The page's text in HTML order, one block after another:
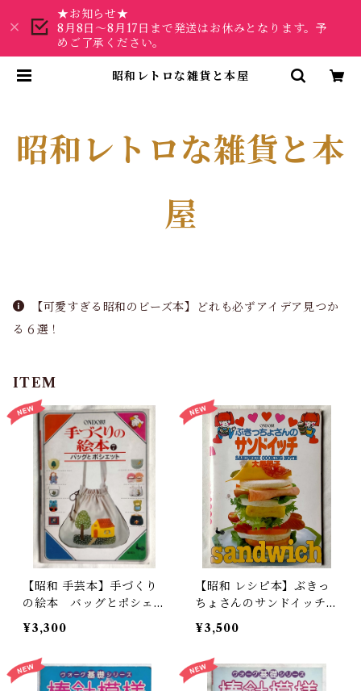
★お知らせ★
8月8日～8月17日まで発送はお休みとなります。予
めご了承ください。
昭和レトロな雑貨と本屋
昭和レトロな雑貨と本
屋
【可愛すぎる昭和のビーズ本】どれも必ずアイデア見つか
る６選！
ITEM
【昭和 手芸本】手づくり
の絵本 バッグとポシェッ
ト（昭和56年）
¥3,300
【昭和 レシピ本】ぶきっ
ちょさんのサンドイッチ
（昭和57年）ONDORI
¥3,500